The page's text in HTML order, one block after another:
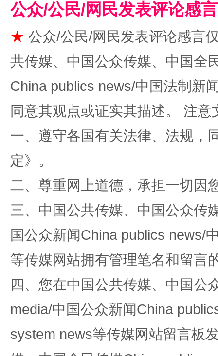
国家大学科技园优化重塑工作
公众/公民/网民发表评论感
★ 公众/公民/网民发表评论感言
共传媒、中国公众传媒、中国全
China publics news/中国法制新
同意其观点或证实其描述。 注
一、遵守各国有关法律、法规，
定》。
二、尊重网上道德，承担一切因
三、中国公共传媒、中国公众传
国公众新闻China publics news/
等传媒网站拥有管理笔名和留言
四、您在中国公共传媒、中国公
media/中国公众新闻China
system news等传媒网站留言板